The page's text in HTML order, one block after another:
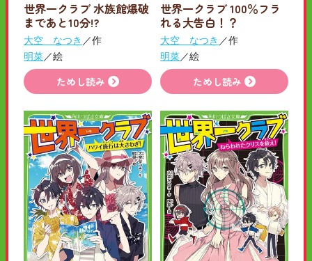
世界一クラブ 水族館爆破
まであと10分!?
大空 なつき ／作
明菜／絵
ためし読み
世界一クラブ 100％フラ
れる大告白！？
大空 なつき ／作
明菜／絵
ためし読み